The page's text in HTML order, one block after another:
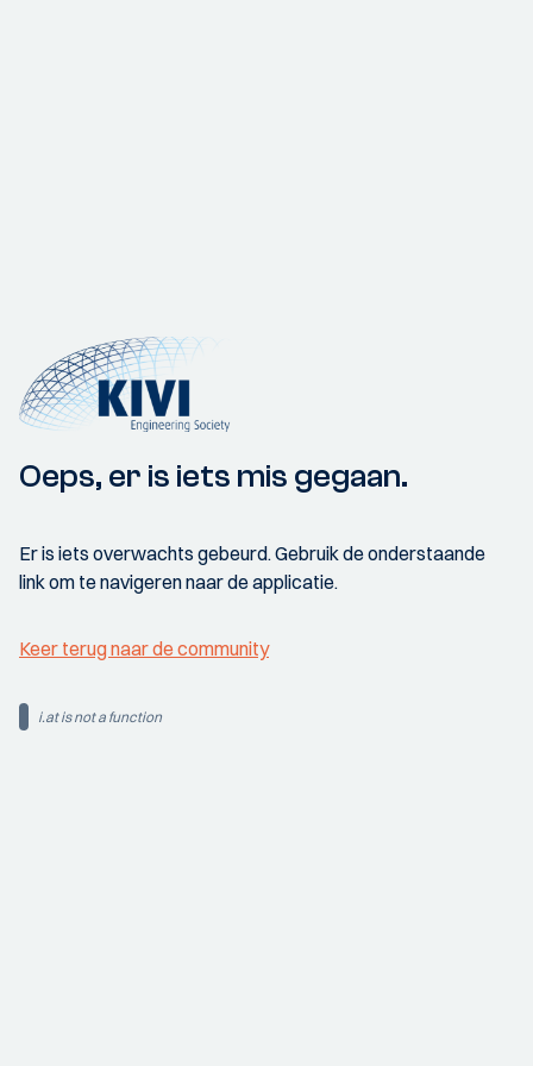
Oeps, er is iets mis gegaan.
Er is iets overwachts gebeurd. Gebruik de onderstaande
link om te navigeren naar de applicatie.
Keer terug naar de community
i.at is not a function